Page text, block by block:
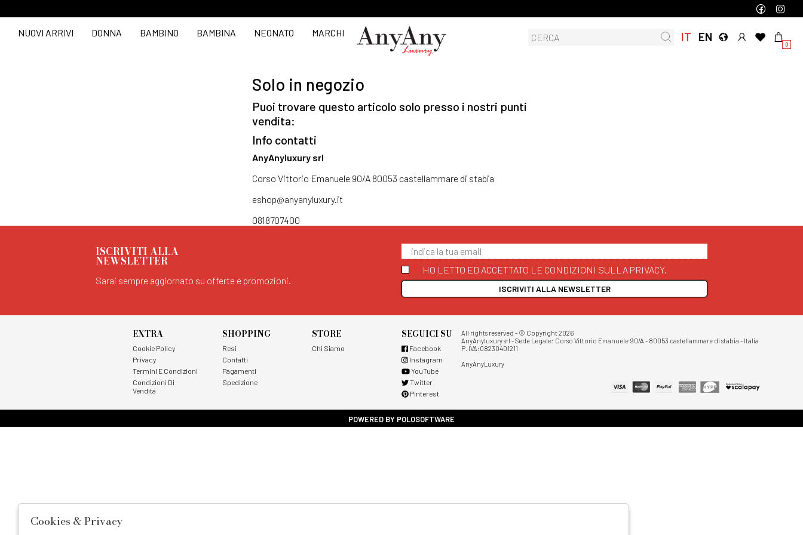
IT EN
0
NUOVI ARRIVI DONNA BAMBINO BAMBINA NEONATO MARCHI
Solo in negozio
Puoi trovare questo articolo solo presso i nostri punti
vendita:
Info contatti
AnyAnyluxury srl
Corso Vittorio Emanuele 90/A 80053 castellammare di stabia
eshop@anyanyluxury.it
0818707400
ISCRIVITI ALLA
NEWSLETTER
Sarai sempre aggiornato su offerte e promozioni.
HO LETTO ED ACCETTATO LE CONDIZIONI SULLA PRIVACY.
ISCRIVITI ALLA NEWSLETTER
EXTRA
Cookie Policy
Privacy
Termini E Condizioni
Condizioni Di
Vendita
SHOPPING
Resi
Contatti
Pagamenti
Spedizione
STORE
Chi Siamo
SEGUICI SU
Facebook
Instagram
YouTube
Twitter
Pinterest
All rights reserved - © Copyright 2026
AnyAnyluxury srl - Sede Legale: Corso Vittorio Emanuele 90/A - 80053 castellammare di stabia - Italia
P. IVA:08230401211
AnyAnyLuxury
POWERED BY POLOSOFTWARE
Cookies & Privacy